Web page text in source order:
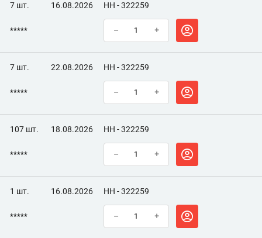
7 шт. 16.08.2026 НН - 322259
***** – +
7 шт. 22.08.2026 НН - 322259
***** – +
107 шт. 18.08.2026 НН - 322259
***** – +
1 шт. 16.08.2026 НН - 322259
***** – +